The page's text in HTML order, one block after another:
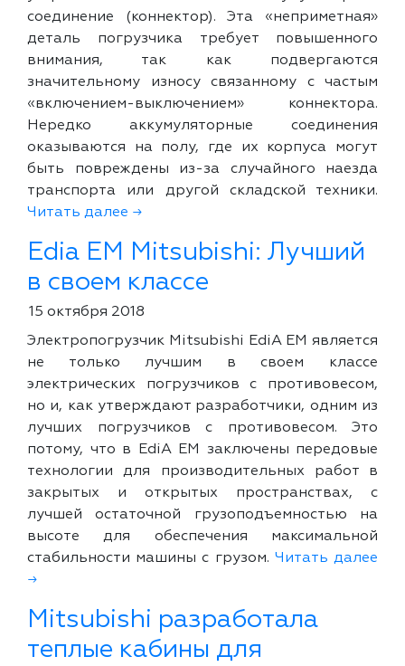
соединение (коннектор). Эта «неприметная»
деталь погрузчика требует повышенного
внимания, так как подвергаются
значительному износу связанному с частым
«включением-выключением» коннектора.
Нередко аккумуляторные соединения
оказываются на полу, где их корпуса могут
быть повреждены из-за случайного наезда
транспорта или другой складской техники.
Читать далее →
Edia EM Mitsubishi: Лучший
в своем классе
15 октября 2018
Электропогрузчик Mitsubishi EdiA EM является
не только лучшим в своем классе
электрических погрузчиков с противовесом,
но и, как утверждают разработчики, одним из
лучших погрузчиков с противовесом. Это
потому, что в EdiA EM заключены передовые
технологии для производительных работ в
закрытых и открытых пространствах, с
лучшей остаточной грузоподъемностью на
высоте для обеспечения максимальной
стабильности машины с грузом. Читать далее
→
Mitsubishi разработала
теплые кабины для